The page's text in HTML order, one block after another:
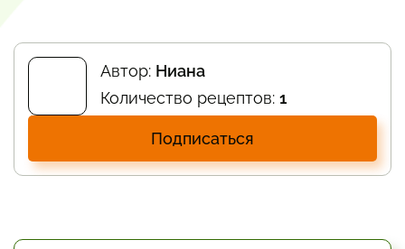
Автор: Ниана
Количество рецептов: 1
Подписаться